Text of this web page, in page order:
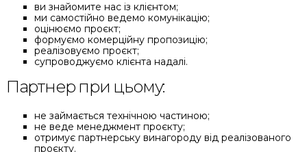
ви знайомите нас із клієнтом;
ми самостійно ведемо комунікацію;
оцінюємо проєкт;
формуємо комерційну пропозицію;
реалізовуємо проєкт;
супроводжуємо клієнта надалі.
Партнер при цьому:
не займається технічною частиною;
не веде менеджмент проєкту;
отримує партнерську винагороду від реалізованого
проєкту.